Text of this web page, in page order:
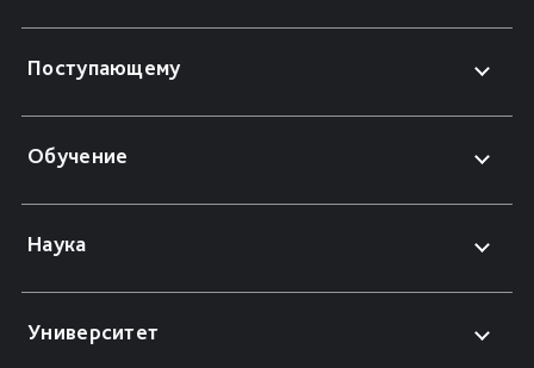
Поступающему
Обучение
Наука
Университет